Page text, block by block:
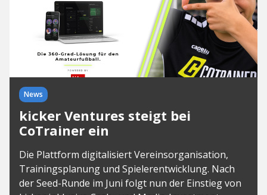
News
kicker Ventures steigt bei
CoTrainer ein
Die Plattform digitalisiert Vereinsorganisation,
Trainingsplanung und Spielerentwicklung. Nach
der Seed-Runde im Juni folgt nun der Einstieg von